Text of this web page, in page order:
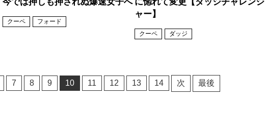
クーペ フォード
ャー】
クーペ ダッジ
7 8 9 10 11 12 13 14 次 最後